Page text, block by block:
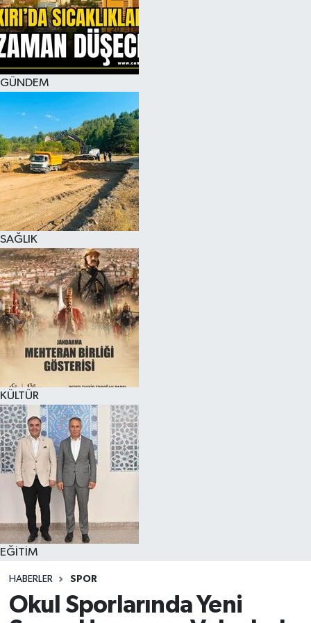
GÜNDEM
SAĞLIK
KÜLTÜR
EĞİTİM
HABERLER SPOR
Okul Sporlarında Yeni
KÜLTÜR SANAT
MAGAZİN
SAĞLIK
SİYASET
SPOR
TEKNOLOJİ
YAŞAM